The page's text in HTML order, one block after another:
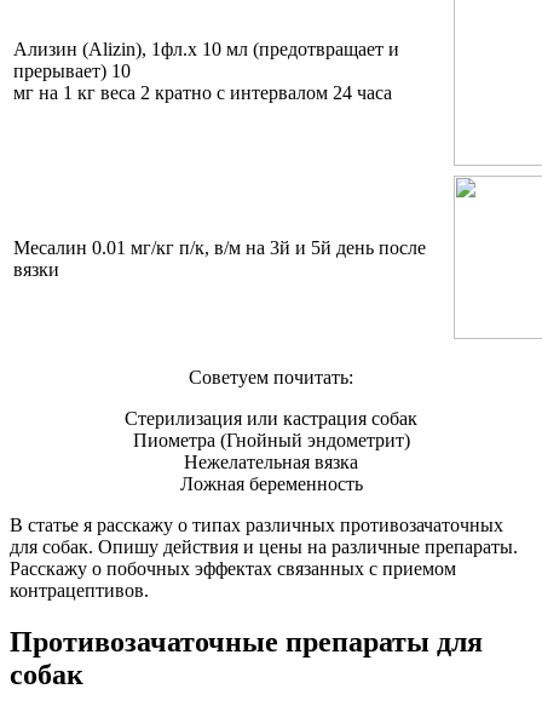
Ализин (Alizin), 1фл.х 10 мл (предотвращает и
прерывает) 10
мг на 1 кг веса 2 кратно с интервалом 24 часа
Месалин 0.01 мг/кг п/к, в/м на 3й и 5й день после
вязки
Советуем почитать:
Стерилизация или кастрация собак
Пиометра (Гнойный эндометрит)
Нежелательная вязка
Ложная беременность
В статье я расскажу о типах различных противозачаточных
для собак. Опишу действия и цены на различные препараты.
Расскажу о побочных эффектах связанных с приемом
контрацептивов.
Противозачаточные препараты для
собак